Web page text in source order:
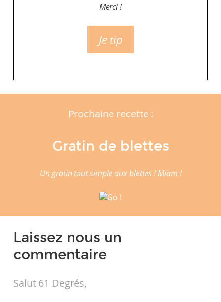
Merci !
Je tip
Prochaine recette :
Gratin de blettes
Un gratin tout simple aux blettes ! Miam !
Laissez nous un
commentaire
Salut 61 Degrés,